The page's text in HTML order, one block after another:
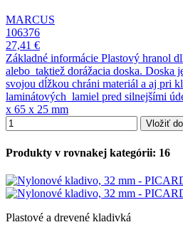
MARCUS
106376
27,41 €
Základné informácie Plastový hranol
alebo taktiež dorážacia doska. Doska
svojou dĺžkou chráni materiál a aj pri
laminátových lamiel pred silnejšími
x 65 x 25 mm
Vložiť
Produkty v rovnakej kategórii: 16
Plastové a drevené kladivká